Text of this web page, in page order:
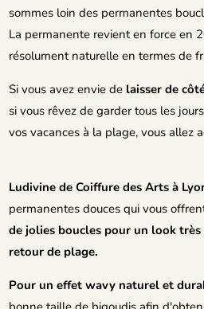
sommes loin des permanentes
La permanente revient en force en
résolument naturelle en termes de
Si vous avez envie de laisser de
si vous rêvez de garder tous les
vos vacances à la plage, vous allez
Ludivine de Coiffure des Arts à
permanentes douces qui vous
de jolies boucles pour un look
retour de plage.
Pour un effet wavy naturel et